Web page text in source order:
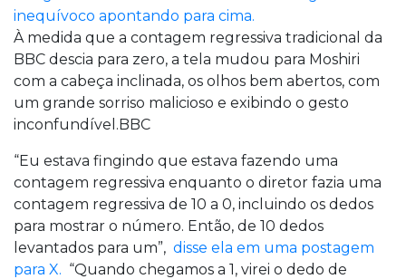
À medida que a contagem regressiva tradicional da
BBC descia para zero, a tela mudou para Moshiri
com a cabeça inclinada, os olhos bem abertos, com
um grande sorriso malicioso e exibindo o gesto
inconfundível.BBC
“Eu estava fingindo que estava fazendo uma
contagem regressiva enquanto o diretor fazia uma
contagem regressiva de 10 a 0, incluindo os dedos
para mostrar o número. Então, de 10 dedos
levantados para um”, disse ela em uma postagem
para X. “Quando chegamos a 1, virei o dedo de